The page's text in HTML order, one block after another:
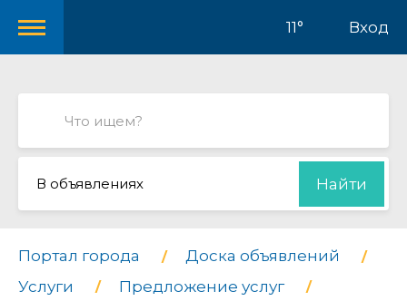
11° Вход
В объявлениях Найти
Портал города
Доска объявлений
Услуги
Предложение услуг